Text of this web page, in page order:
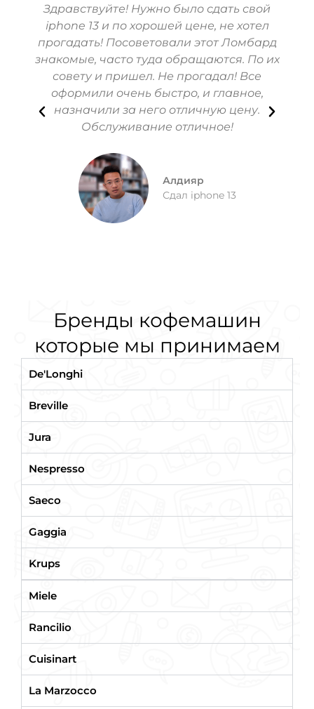
Здравствуйте! Нужно было сдать свой
iphone 13 и по хорошей цене, не хотел
прогадать! Посоветовали этот Ломбард
знакомые, часто туда обращаются. По их
совету и пришел. Не прогадал! Все
оформили очень быстро, и главное,
назначили за него отличную цену.
Обслуживание отличное!
Алдияр
Сдал iphone 13
Бренды кофемашин
которые мы принимаем
De'Longhi
Breville
Jura
Nespresso
Saeco
Gaggia
Krups
Miele
Rancilio
Cuisinart
La Marzocco